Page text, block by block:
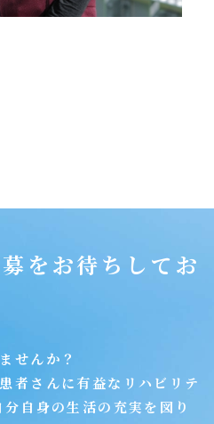
をお待ちしてお
せんか？
者さんに有益なリハビリテ
分自身の生活の充実を図り